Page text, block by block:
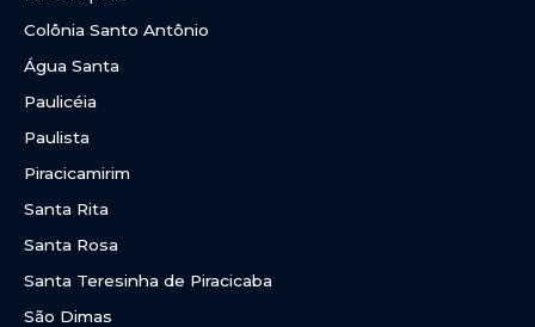
Colônia Santo Antônio
Água Santa
Paulicéia
Paulista
Piracicamirim
Santa Rita
Santa Rosa
Santa Teresinha de Piracicaba
São Dimas